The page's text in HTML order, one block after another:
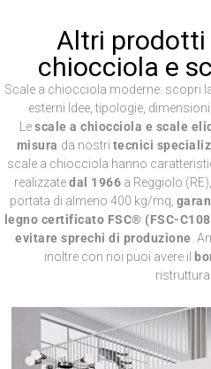
Altri prodotti
chiocciola e
Scale a chiocciola moderne: scopri
esterni Idee, tipologie,
Lescale a chiocciola e scale
misura da nostri tecnici
scale a chiocciola hanno
realizzatedal 1966 a Reggiolo
portata di almeno 400 kg/mq,
legno certificato FSC® (FSC-
evitare sprechi di produzione .
inoltre con noi puoi avere il